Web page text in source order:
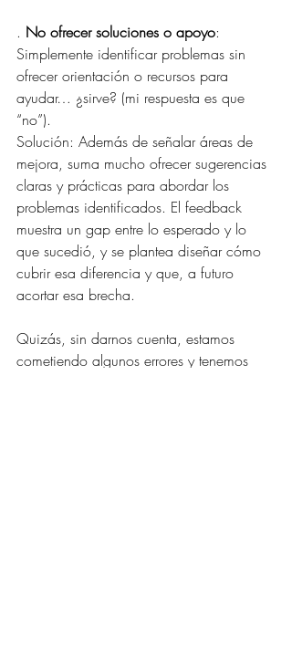
. No ofrecer soluciones o apoyo:
Simplemente identificar problemas sin
ofrecer orientación o recursos para
ayudar… ¿sirve? (mi respuesta es que
“no”).
Solución: Además de señalar áreas de
mejora, suma mucho ofrecer sugerencias
claras y prácticas para abordar los
problemas identificados. El feedback
muestra un gap entre lo esperado y lo
que sucedió, y se plantea diseñar cómo
cubrir esa diferencia y que, a futuro
acortar esa brecha.
Quizás, sin darnos cuenta, estamos
cometiendo algunos errores y tenemos